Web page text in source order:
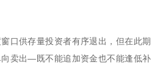
口供存量投资者有序退出，但在此期
卖出—既不能追加资金也不能逢低补